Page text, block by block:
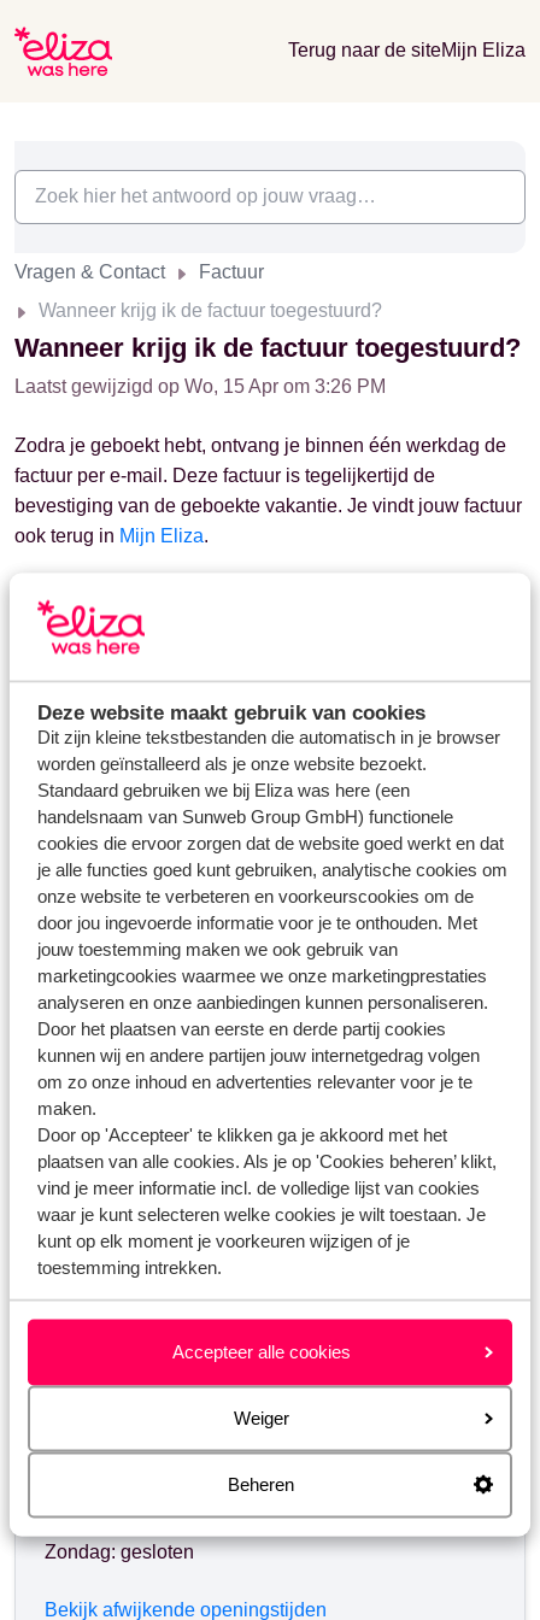
Deze website maakt gebruik van cookies
Dit zijn kleine tekstbestanden die automatisch in je browser
worden geïnstalleerd als je onze website bezoekt.
Standaard gebruiken we bij Eliza was here (een
handelsnaam van Sunweb Group GmbH) functionele
cookies die ervoor zorgen dat de website goed werkt en dat
je alle functies goed kunt gebruiken, analytische cookies om
onze website te verbeteren en voorkeurscookies om de
door jou ingevoerde informatie voor je te onthouden. Met
jouw toestemming maken we ook gebruik van
marketingcookies waarmee we onze marketingprestaties
analyseren en onze aanbiedingen kunnen personaliseren.
Door het plaatsen van eerste en derde partij cookies
kunnen wij en andere partijen jouw internetgedrag volgen
om zo onze inhoud en advertenties relevanter voor je te
maken.
Door op 'Accepteer' te klikken ga je akkoord met het
plaatsen van alle cookies. Als je op 'Cookies beheren’ klikt,
vind je meer informatie incl. de volledige lijst van cookies
waar je kunt selecteren welke cookies je wilt toestaan. Je
kunt op elk moment je voorkeuren wijzigen of je
toestemming intrekken.
Accepteer alle cookies
Weiger
Beheren
Terug naar de siteMijn Eliza
Vragen & Contact
Factuur
Wanneer krijg ik de factuur toegestuurd?
Wanneer krijg ik de factuur toegestuurd?
Laatst gewijzigd op Wo, 15 Apr om 3:26 PM
Zodra je geboekt hebt, ontvang je binnen één werkdag de
factuur per e-mail. Deze factuur is tegelijkertijd de
bevestiging van de geboekte vakantie. Je vindt jouw factuur
ook terug in Mijn Eliza.
Wijzig je daarna iets in jouw boeking? Dan ontvang je na
twee uur een nieuwe factuur van ons.
Vragen over hetzelfde onderwerp
Is mijn betaling binnen gekomen?
Waarom is de betaling niet verwerkt op de factuur?
Gerelateerde vragen
Wanneer krijg ik de reisbescheiden toegestuurd?
Heb ik toestemming nodig om alleen met mijn kind te
reizen?
Kan ik reizen met een kind zonder ouders of voogd?
Kan ik een aanhef wijzigen?
Heb jij jouw antwoord niet gevonden?
Whatsapp ons!
WhatsApp ons op het nummer+31102700820
rekening met langere wachttijden.
Maandag t/m vrijdag: 09:00-18:00
Zaterdag: 10:00-17:00
Zondag: gesloten
Bekijk afwijkende openingstijden